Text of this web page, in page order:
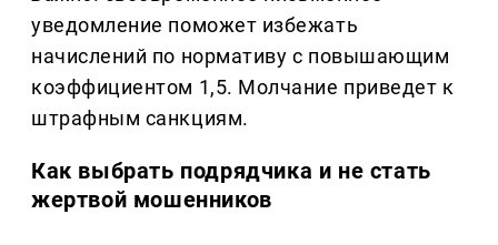
уведомление поможет избежать
начислений по нормативу с повышающим
коэффициентом 1,5. Молчание приведет к
штрафным санкциям.
Как выбрать подрядчика и не стать
жертвой мошенников